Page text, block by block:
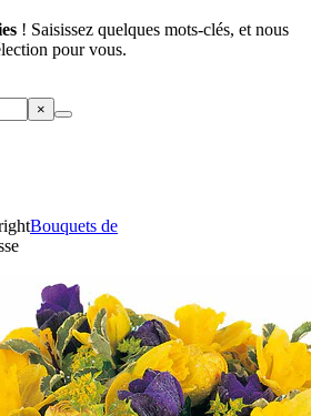
! Saisissez quelques mots-clés, et nous
pour vous.
Bouquets de